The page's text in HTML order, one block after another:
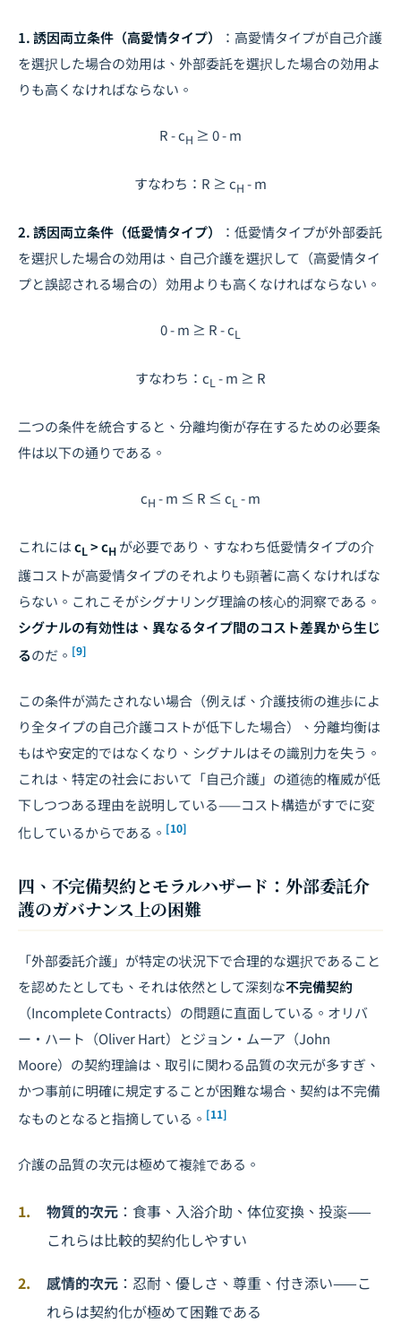
1. 誘因両立条件（高愛情タイプ）
：高愛情タイプが自己介護
を選択した場合の効用は、外部委託を選択した場合の効用よ
りも高くなければならない。
R - cH ≥ 0 - m
すなわち：R ≥ cH - m
2. 誘因両立条件（低愛情タイプ）
：低愛情タイプが外部委託
を選択した場合の効用は、自己介護を選択して（高愛情タイ
プと誤認される場合の）効用よりも高くなければならない。
0 - m ≥ R - cL
すなわち：cL - m ≥ R
二つの条件を統合すると、分離均衡が存在するための必要条
件は以下の通りである。
cH - m ≤ R ≤ cL - m
これにはcL> cH が必要であり、すなわち低愛情タイプの介
護コストが高愛情タイプのそれよりも顕著に高くなければな
らない。これこそがシグナリング理論の核心的洞察である。
シグナルの有効性は、異なるタイプ間のコスト差異から生じ
るのだ。 [9]
この条件が満たされない場合（例えば、介護技術の進歩によ
り全タイプの自己介護コストが低下した場合）、分離均衡は
もはや安定的ではなくなり、シグナルはその識別力を失う。
これは、特定の社会において「自己介護」の道徳的権威が低
下しつつある理由を説明している——コスト構造がすでに変
化しているからである。 [10]
四、不完備契約とモラルハザード：外部委託介
護のガバナンス上の困難
「外部委託介護」が特定の状況下で合理的な選択であること
を認めたとしても、それは依然として深刻な不完備契約
（Incomplete Contracts）の問題に直面している。オリバ
ー・ハート（Oliver Hart）とジョン・ムーア（John
Moore）の契約理論は、取引に関わる品質の次元が多すぎ、
かつ事前に明確に規定することが困難な場合、契約は不完備
なものとなると指摘している。 [11]
介護の品質の次元は極めて複雑である。
物質的次元 ：食事、入浴介助、体位変換、投薬——
これらは比較的契約化しやすい
感情的次元 ：忍耐、優しさ、尊重、付き添い——こ
れらは契約化が極めて困難である